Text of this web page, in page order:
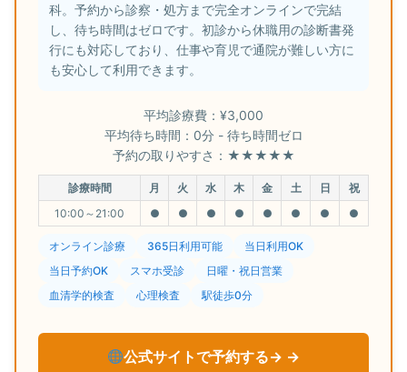
科。予約から診察・処方まで完全オンラインで完結
し、待ち時間はゼロです。初診から休職用の診断書発
行にも対応しており、仕事や育児で通院が難しい方に
も安心して利用できます。
平均診療費：¥3,000
平均待ち時間：0分 - 待ち時間ゼロ
予約の取りやすさ：★★★★★
診療時間 月 火 水 木 金 土 日
祝
10:00～21:00
● ● ● ● ● ● ● ●
オンライン診療 365日利用可能
当日利用OK
当日予約OK
スマホ受診
日曜・祝日営業
血清学的検査
心理検査 駅徒歩0分
公式サイトで予約する→